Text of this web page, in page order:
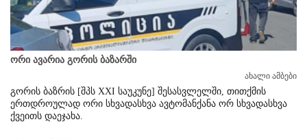
ორი ავარია გორის ბაზარში
ახალი ამბები
გორის ბაზრის [შპს XXI საუკუნე] შესასვლელში, თითქმის
ერთდროულად ორი სხვადასხვა ავტომანქანა ორ სხვადასხვა
ქვეითს დაეჯახა.